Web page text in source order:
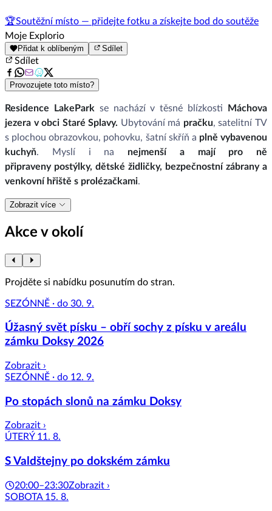
🏆Soutěžní místo — přidejte fotku a získejte bod do soutěže
Moje Explorio
Přidat k oblíbeným Sdílet
Sdílet
Provozujete toto místo?
Residence LakePark se nachází v těsné blízkosti
Máchova
jezera v obci Staré Splavy. Ubytování má pračku, satelitní TV
s plochou obrazovkou, pohovku, šatní skříň a plně vybavenou
kuchyň. Myslí i na nejmenší a mají pro ně
připraveny postýlky, dětské židličky, bezpečnostní zábrany a
venkovní hřiště s prolézačkami.
Zobrazit více
Akce v okolí
Projděte si nabídku posunutím do stran.
SEZÓNNĚ · do 30. 9.
Úžasný svět písku – obří sochy z písku v areálu
zámku Doksy 2026
Zobrazit ›
SEZÓNNĚ · do 12. 9.
Po stopách slonů na zámku Doksy
Zobrazit ›
ÚTERÝ 11. 8.
S Valdštejny po dokském zámku
20:00–23:30Zobrazit ›
SOBOTA 15. 8.